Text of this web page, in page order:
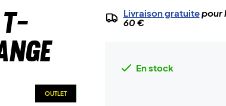
OUTLET
Livraison gratuitepour
60 €
En stock